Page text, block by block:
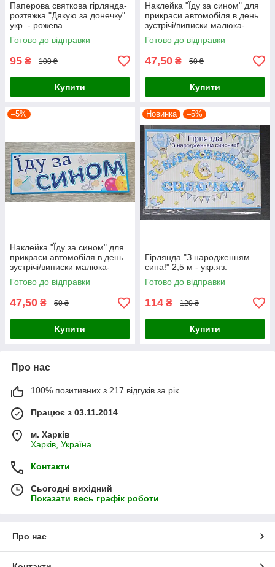
Паперова святкова гірлянда-
розтяжка "Дякую за донечку"
укр. - рожева
Готово до відправки
95 ₴ 100 ₴
Купити
Наклейка "Їду за сином" для
прикраси автомобіля в день
зустрічі/виписки малюка-
синочка з пологового будинку
Готово до відправки
47,50 ₴ 50 ₴
Купити
–5%
Наклейка "Їду за сином" для
прикраси автомобіля в день
зустрічі/виписки малюка-
синочка з пологового будинку
Готово до відправки
47,50 ₴ 50 ₴
Купити
Новинка –5%
Гірлянда "З народженням
сина!" 2,5 м - укр.яз.
Готово до відправки
114 ₴ 120 ₴
Купити
Про нас
100% позитивних з 217 відгуків за рік
Працює з 03.11.2014
м. Харків
Харків, Україна
Контакти
Сьогодні вихідний
Показати весь графік роботи
Про нас